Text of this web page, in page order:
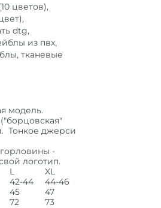
цветов),
dtg,
из пвх,
тканевые
модель.
Тонкое джерси
-
логотип.
L
42-44
XL
44-46
45
47
72 73